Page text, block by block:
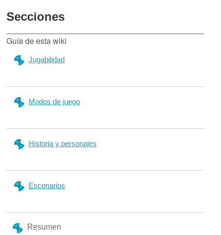
Secciones
Guía de esta wiki
Jugabilidad
Modos de juego
Historia y personajes
Escenarios
Resumen